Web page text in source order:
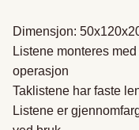
Dimensjon:
Listene monteres
operasjon
Taklistene har faste
Listene er